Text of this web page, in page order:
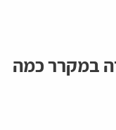
במקרר כמה